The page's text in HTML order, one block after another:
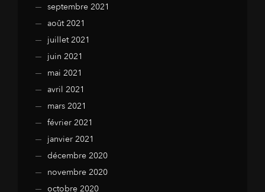
septembre 2021
août 2021
juillet 2021
juin 2021
mai 2021
avril 2021
mars 2021
février 2021
janvier 2021
décembre 2020
novembre 2020
octobre 2020